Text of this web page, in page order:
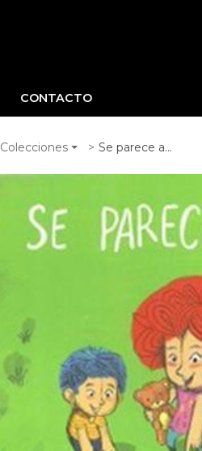
CONTACTO
Colecciones Se parece a...